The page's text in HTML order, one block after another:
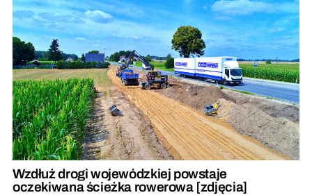
Wzdłuż drogi wojewódzkiej powstaje
oczekiwana ścieżka rowerowa [zdjęcia]